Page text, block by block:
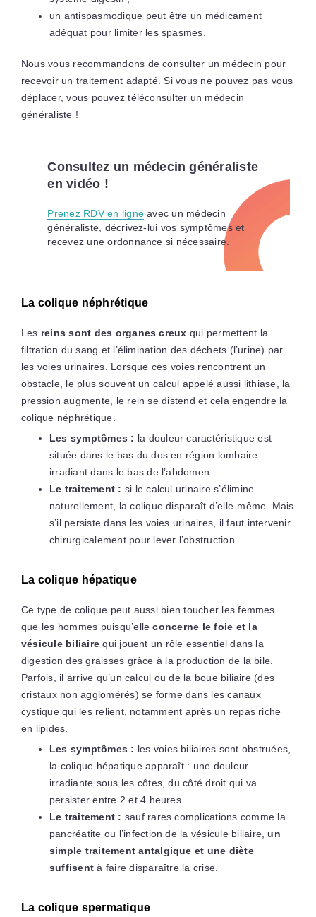
un antispasmodique peut être un médicament
adéquat pour limiter les spasmes.
Nous vous recommandons de consulter un médecin pour
recevoir un traitement adapté. Si vous ne pouvez pas vous
déplacer, vous pouvez téléconsulter un médecin
généraliste !
Consultez un médecin généraliste
en vidéo !
Prenez RDV en ligneavec un médecin
généraliste, décrivez-lui vos symptômes et
recevez une ordonnance si nécessaire.
La colique néphrétique
Les reins sont des organes creux qui permettent la
filtration du sang et l’élimination des déchets (l’urine) par
les voies urinaires. Lorsque ces voies rencontrent un
obstacle, le plus souvent un calcul appelé aussi lithiase, la
pression augmente, le rein se distend et cela engendre la
colique néphrétique.
Les symptômes : la douleur caractéristique est
située dans le bas du dos en région lombaire
irradiant dans le bas de l’abdomen.
Le traitement : si le calcul urinaire s’élimine
naturellement, la colique disparaît d’elle-même. Mais
s’il persiste dans les voies urinaires, il faut intervenir
chirurgicalement pour lever l’obstruction.
La colique hépatique
Ce type de colique peut aussi bien toucher les femmes
que les hommes puisqu’elleconcerne le foie et la
vésicule biliaire qui jouent un rôle essentiel dans la
digestion des graisses grâce à la production de la bile.
Parfois, il arrive qu’un calcul ou de la boue biliaire (des
cristaux non agglomérés) se forme dans les canaux
cystique qui les relient, notamment après un repas riche
en lipides.
Les symptômes : les voies biliaires sont obstruées,
la colique hépatique apparaît : une douleur
irradiante sous les côtes, du côté droit qui va
persister entre 2 et 4 heures.
Le traitement : sauf rares complications comme la
pancréatite ou l’infection de la vésicule biliaire,un
simple traitement antalgique et une diète
suffisent à faire disparaître la crise.
La colique spermatique